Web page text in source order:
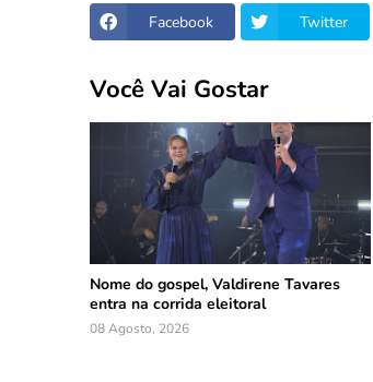
Facebook Twitter
Você Vai Gostar
Nome do gospel, Valdirene Tavares
entra na corrida eleitoral
08 Agosto, 2026